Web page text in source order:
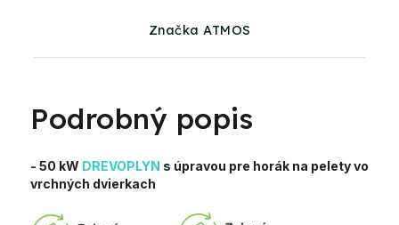
Značka ATMOS
Podrobný popis
- 50 kW DREVOPLYN s úpravou pre horák na pelety vo
vrchných dvierkach